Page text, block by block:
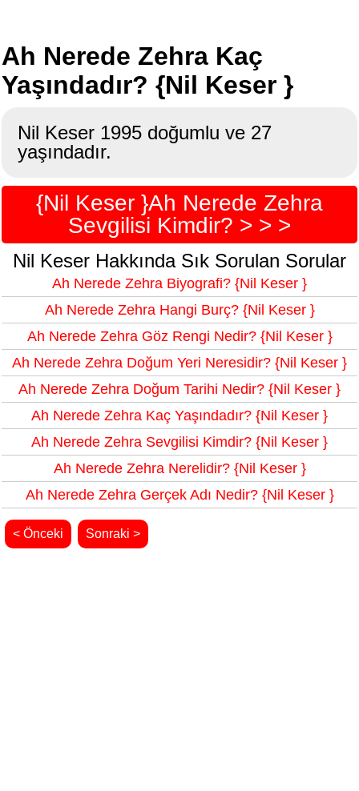
Ah Nerede Zehra Kaç
Yaşındadır? {Nil Keser }
Nil Keser 1995 doğumlu ve 27
yaşındadır.
{Nil Keser }Ah Nerede Zehra
Sevgilisi Kimdir? > > >
Nil Keser Hakkında Sık Sorulan Sorular
Ah Nerede Zehra Biyografi? {Nil Keser }
Ah Nerede Zehra Hangi Burç? {Nil Keser }
Ah Nerede Zehra Göz Rengi Nedir? {Nil Keser }
Ah Nerede Zehra Doğum Yeri Neresidir? {Nil Keser }
Ah Nerede Zehra Doğum Tarihi Nedir? {Nil Keser }
Ah Nerede Zehra Kaç Yaşındadır? {Nil Keser }
Ah Nerede Zehra Sevgilisi Kimdir? {Nil Keser }
Ah Nerede Zehra Nerelidir? {Nil Keser }
Ah Nerede Zehra Gerçek Adı Nedir? {Nil Keser }
< Önceki Sonraki >